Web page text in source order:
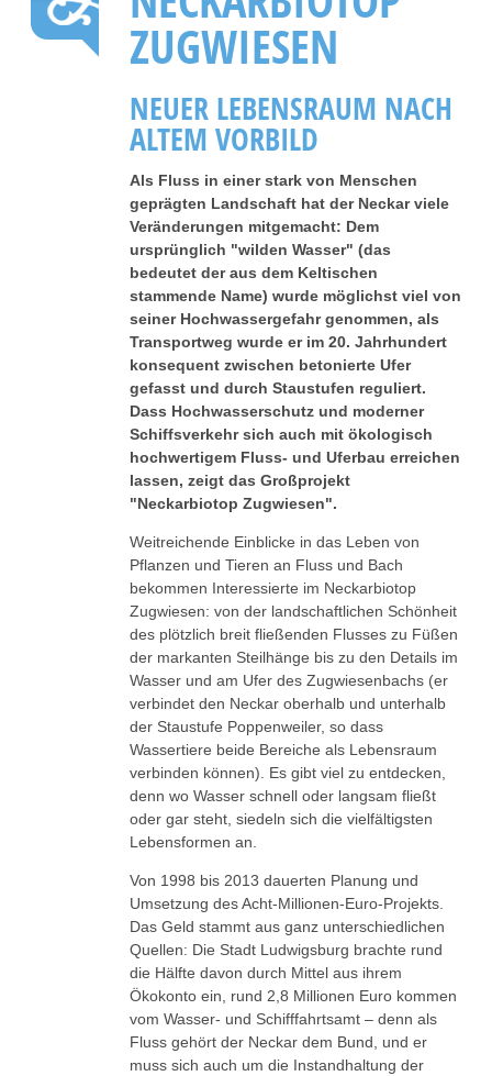
ZUGWIESEN
NEUER LEBENSRAUM NACH
ALTEM VORBILD
Als Fluss in einer stark von Menschen
geprägten Landschaft hat der Neckar viele
Veränderungen mitgemacht: Dem
ursprünglich "wilden Wasser" (das
bedeutet der aus dem Keltischen
stammende Name) wurde möglichst viel von
seiner Hochwassergefahr genommen, als
Transportweg wurde er im 20. Jahrhundert
konsequent zwischen betonierte Ufer
gefasst und durch Staustufen reguliert.
Dass Hochwasserschutz und moderner
Schiffsverkehr sich auch mit ökologisch
hochwertigem Fluss- und Uferbau erreichen
lassen, zeigt das Großprojekt
"Neckarbiotop Zugwiesen".
Weitreichende Einblicke in das Leben von
Pflanzen und Tieren an Fluss und Bach
bekommen Interessierte im Neckarbiotop
Zugwiesen: von der landschaftlichen Schönheit
des plötzlich breit fließenden Flusses zu Füßen
der markanten Steilhänge bis zu den Details im
Wasser und am Ufer des Zugwiesenbachs (er
verbindet den Neckar oberhalb und unterhalb
der Staustufe Poppenweiler, so dass
Wassertiere beide Bereiche als Lebensraum
verbinden können). Es gibt viel zu entdecken,
denn wo Wasser schnell oder langsam fließt
oder gar steht, siedeln sich die vielfältigsten
Lebensformen an.
Von 1998 bis 2013 dauerten Planung und
Umsetzung des Acht-Millionen-Euro-Projekts.
Das Geld stammt aus ganz unterschiedlichen
Quellen: Die Stadt Ludwigsburg brachte rund
die Hälfte davon durch Mittel aus ihrem
Ökokonto ein, rund 2,8 Millionen Euro kommen
vom Wasser- und Schifffahrtsamt – denn als
Fluss gehört der Neckar dem Bund, und er
muss sich auch um die Instandhaltung der